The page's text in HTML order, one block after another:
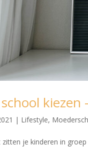
| Lifestyle,
je kinderen in